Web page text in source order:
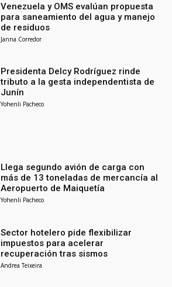
Venezuela y OMS evalúan propuesta
para saneamiento del agua y manejo
de residuos
Janna Corredor
Presidenta Delcy Rodríguez rinde
tributo a la gesta independentista de
Junín
Yohenli Pacheco
Llega segundo avión de carga con
más de 13 toneladas de mercancía al
Aeropuerto de Maiquetía
Yohenli Pacheco
Sector hotelero pide flexibilizar
impuestos para acelerar
recuperación tras sismos
Andrea Teixeira